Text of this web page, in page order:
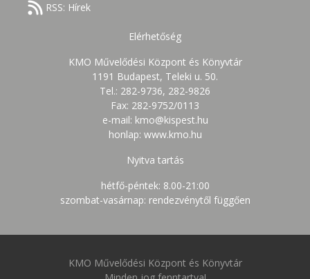
RSS: Hírek
Elérhetőség
KMO Művelődési Központ és Könyvtár
1191 Budapest, Teleki u. 50.
Tel.: 282-9736, 282-9826
Fax: 282-9752/0113
e-mail: kmo@kispest.hu
honlap: www.kmo.hu
Nyitva tartás
hétfő-péntek: 8.00-21:00
szombat-vasárnap: rendezvénytől függően
KMO Művelődési Központ és Könyvtár